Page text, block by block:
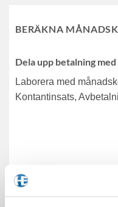
BERÄKNA
Dela upp betalning med
Laborera med
Kontantinsats,